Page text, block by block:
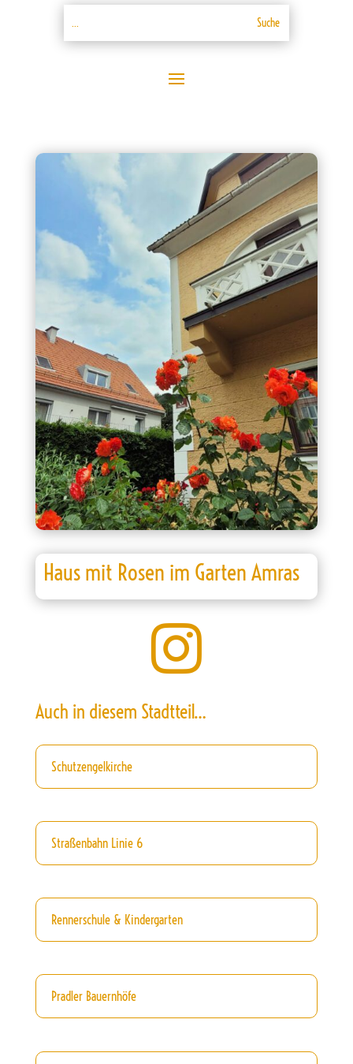
Haus mit Rosen im Garten Amras

Auch in diesem Stadtteil…
Schutzengelkirche
Straßenbahn Linie 6
Rennerschule & Kindergarten
Pradler Bauernhöfe